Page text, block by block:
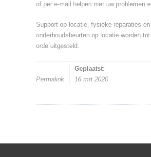
of per e-mail helpen met uw problemen
Support op locatie, fysieke reparaties en
onderhoudsbeurten op locatie worden
orde uitgesteld.
Permalink
Geplaatst:
16 mrt 2020